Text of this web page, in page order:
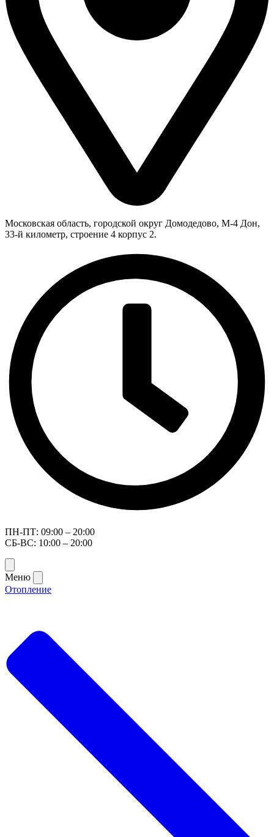
Московская область, городской округ Домодедово, М-4 Дон,
33-й километр, строение 4 корпус 2.
ПН-ПТ: 09:00 – 20:00
СБ-ВС: 10:00 – 20:00
Меню
Отопление